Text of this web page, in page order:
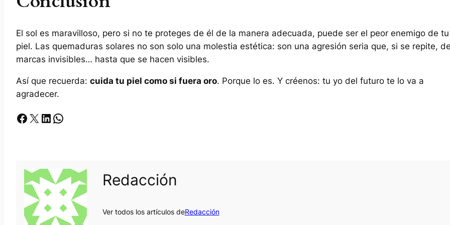
El sol es maravilloso, pero si no te proteges de él de la manera adecuada, puede ser el peor enemigo de tu
piel. Las quemaduras solares no son solo una molestia estética: son una agresión seria que, si se repite,
marcas invisibles… hasta que se hacen visibles.
Así que recuerda: cuida tu piel como si fuera oro. Porque lo es. Y créenos: tu yo del futuro te lo va a
agradecer.
Facebook X LinkedIn Whatsapp
Redacción
Ver todos los artículos deRedacción